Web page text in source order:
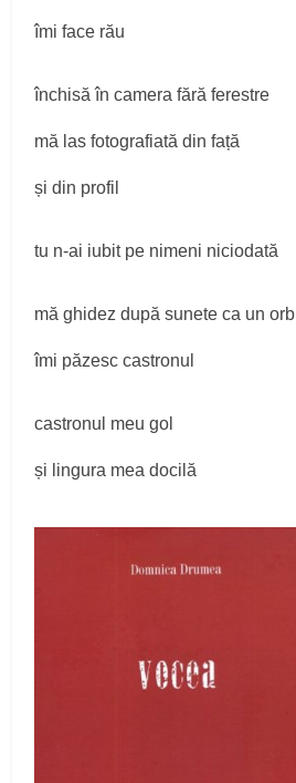
îmi face rău
închisă în camera fără ferestre
mă las fotografiată din față
și din profil
tu n-ai iubit pe nimeni niciodată
mă ghidez după sunete ca un orb
îmi păzesc castronul
castronul meu gol
și lingura mea docilă